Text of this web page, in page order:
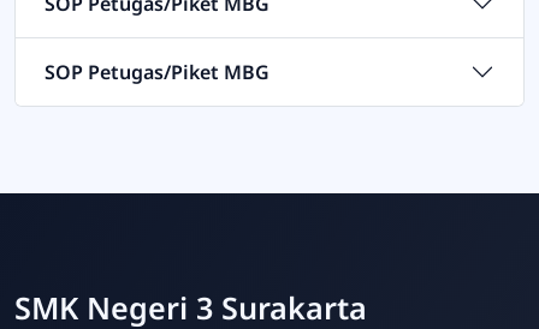
SOP Petugas/Piket MBG
SMK Negeri 3 Surakarta